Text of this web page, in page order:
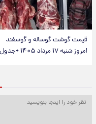
قیمت گوشت گوساله و گوسفند
امروز شنبه ۱۷ مرداد ۱۴۰۵ +جدول